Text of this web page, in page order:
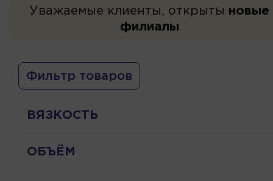
Уважаемые клиенты, открыты новые
филиалы
Фильтр товаров
ВЯЗКОСТЬ
ОБЪЁМ